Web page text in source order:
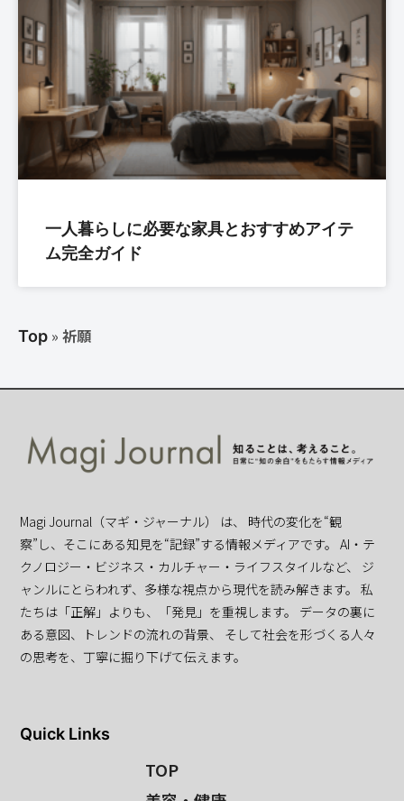
一人暮らしに必要な家具とおすすめアイテ
ム完全ガイド
Top » 祈願
Magi Journal（マギ・ジャーナル） は、 時代の変化を“観
察”し、そこにある知見を“記録”する情報メディアです。 AI・テ
クノロジー・ビジネス・カルチャー・ライフスタイルなど、 ジ
ャンルにとらわれず、多様な視点から現代を読み解きます。 私
たちは「正解」よりも、「発見」を重視します。 データの裏に
ある意図、トレンドの流れの背景、 そして社会を形づくる人々
の思考を、丁寧に掘り下げて伝えます。
Quick Links
TOP